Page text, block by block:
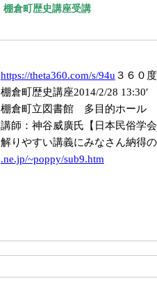
棚倉町歴史講座受講
https://theta360.com/s/94u ３６０
棚倉町歴史講座2014/2/28 13:30′
棚倉町立図書館 多目的ホール
講師：神谷威廣氏【日本民俗学
解りやすい講義にみなさん納得
.ne.jp/~poppy/sub9.htm